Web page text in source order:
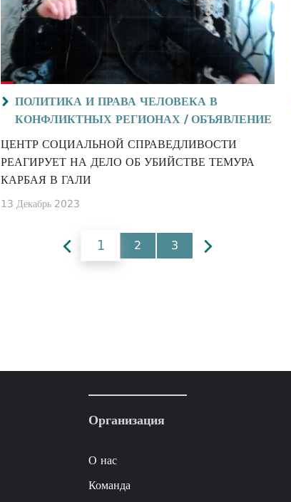
ПОЛИТИКА И ПРАВА ЧЕЛОВЕКА В
КОНФЛИКТНЫХ РЕГИОНАХ / ОБЪЯВЛЕНИЕ
ЦЕНТР СОЦИАЛЬНОЙ СПРАВЕДЛИВОСТИ
РЕАГИРУЕТ НА ДЕЛО ОБ УБИЙСТВЕ ТЕМУРА
КАРБАЯ В ГАЛИ
13 Декабрь 2023
1 2 3
Организация
О нас
Команда